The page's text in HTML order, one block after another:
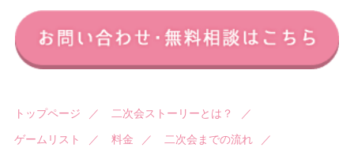
トップページ ／ 二次会ストーリーとは？ ／
ゲームリスト ／ 料金 ／ 二次会までの流れ ／